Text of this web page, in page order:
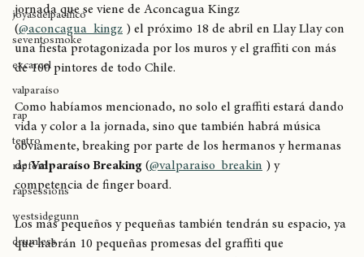
allstyle
joyasdelpacífico
seventosmoke
excarcel
valparaíso
rap
teatro
rapfem
rapsessions
westsidegunn
System son algunos de los artistas que se sumarán a la
jornada que se viene de Aconcagua Kingz
(@aconcagua_kingz ) el próximo 18 de abril en Llay Llay con
una fiesta protagonizada por los muros y el graffiti con más
de 100 pintores de todo Chile.
Como habíamos mencionado, no solo el graffiti estará dando
vida y color a la jornada, sino que también habrá música
obviamente, breaking por parte de los hermanos y hermanas
de Valparaíso Breaking (@valparaiso_breakin
Los más pequeños y pequeñas también tendrán su espacio, ya